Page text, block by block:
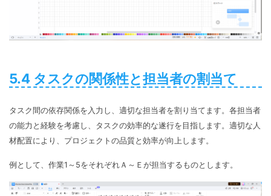
5.4 タスクの関係性と担当者の割当て
タスク間の依存関係を入力し、適切な担当者を割り当てます。各担当者
の能力と経験を考慮し、タスクの効率的な遂行を目指します。適切な人
材配置により、プロジェクトの品質と効率が向上します。
例として、作業1～5をそれぞれＡ～Ｅが担当するものとします。